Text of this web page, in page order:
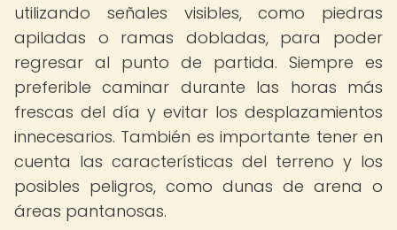
utilizando señales visibles, como piedras
apiladas o ramas dobladas, para poder
regresar al punto de partida. Siempre es
preferible caminar durante las horas más
frescas del día y evitar los desplazamientos
innecesarios. También es importante tener en
cuenta las características del terreno y los
posibles peligros, como dunas de arena o
áreas pantanosas.